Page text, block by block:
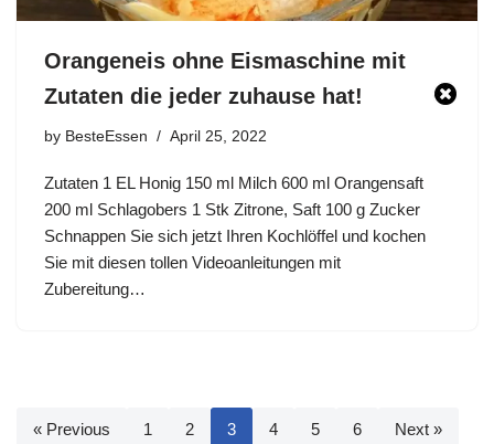
Orangeneis ohne Eismaschine mit
Zutaten die jeder zuhause hat!
by BesteEssen April 25, 2022
Zutaten 1 EL Honig 150 ml Milch 600 ml Orangensaft
200 ml Schlagobers 1 Stk Zitrone, Saft 100 g Zucker
Schnappen Sie sich jetzt Ihren Kochlöffel und kochen
Sie mit diesen tollen Videoanleitungen mit
Zubereitung…
« Previous 1 2 3 4 5 6 Next »